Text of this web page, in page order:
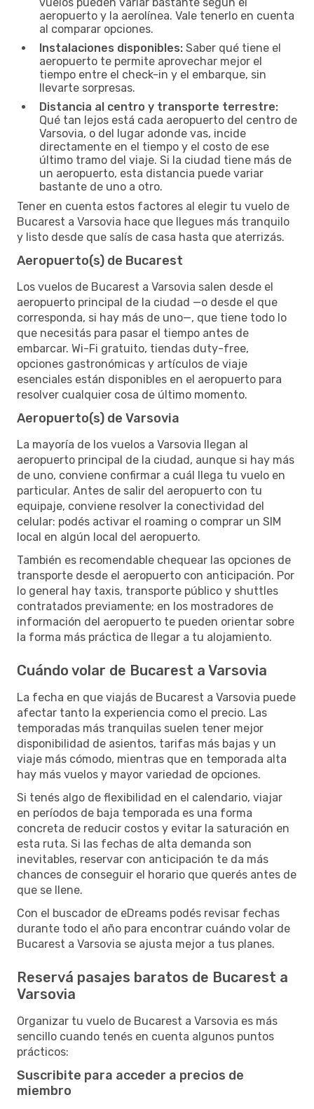
aeropuerto y la aerolínea. Vale tenerlo en cuenta
al comparar opciones.
Instalaciones disponibles: Saber qué tiene el
aeropuerto te permite aprovechar mejor el
tiempo entre el check-in y el embarque, sin
llevarte sorpresas.
Distancia al centro y transporte terrestre:
Qué tan lejos está cada aeropuerto del centro de
Varsovia, o del lugar adonde vas, incide
directamente en el tiempo y el costo de ese
último tramo del viaje. Si la ciudad tiene más de
un aeropuerto, esta distancia puede variar
bastante de uno a otro.
Tener en cuenta estos factores al elegir tu vuelo de
Bucarest a Varsovia hace que llegues más tranquilo
y listo desde que salís de casa hasta que aterrizás.
Aeropuerto(s) de Bucarest
Los vuelos de Bucarest a Varsovia salen desde el
aeropuerto principal de la ciudad —o desde el que
corresponda, si hay más de uno—, que tiene todo lo
que necesitás para pasar el tiempo antes de
embarcar. Wi-Fi gratuito, tiendas duty-free,
opciones gastronómicas y artículos de viaje
esenciales están disponibles en el aeropuerto para
resolver cualquier cosa de último momento.
Aeropuerto(s) de Varsovia
La mayoría de los vuelos a Varsovia llegan al
aeropuerto principal de la ciudad, aunque si hay más
de uno, conviene confirmar a cuál llega tu vuelo en
particular. Antes de salir del aeropuerto con tu
equipaje, conviene resolver la conectividad del
celular: podés activar el roaming o comprar un SIM
local en algún local del aeropuerto.
También es recomendable chequear las opciones de
transporte desde el aeropuerto con anticipación. Por
lo general hay taxis, transporte público y shuttles
contratados previamente; en los mostradores de
información del aeropuerto te pueden orientar sobre
la forma más práctica de llegar a tu alojamiento.
Cuándo volar de Bucarest a Varsovia
La fecha en que viajás de Bucarest a Varsovia puede
afectar tanto la experiencia como el precio. Las
temporadas más tranquilas suelen tener mejor
disponibilidad de asientos, tarifas más bajas y un
viaje más cómodo, mientras que en temporada alta
hay más vuelos y mayor variedad de opciones.
Si tenés algo de flexibilidad en el calendario, viajar
en períodos de baja temporada es una forma
concreta de reducir costos y evitar la saturación en
esta ruta. Si las fechas de alta demanda son
inevitables, reservar con anticipación te da más
chances de conseguir el horario que querés antes de
que se llene.
Con el buscador de eDreams podés revisar fechas
durante todo el año para encontrar cuándo volar de
Bucarest a Varsovia se ajusta mejor a tus planes.
Reservá pasajes baratos de Bucarest a
Varsovia
Organizar tu vuelo de Bucarest a Varsovia es más
sencillo cuando tenés en cuenta algunos puntos
prácticos:
Suscribite para acceder a precios de
miembro